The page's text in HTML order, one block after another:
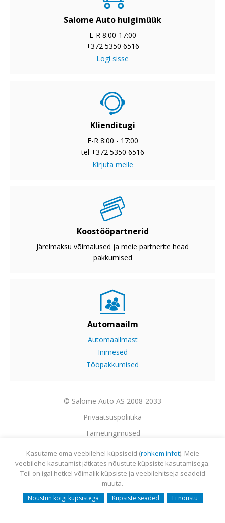
Salome Auto hulgimüük
E-R 8:00-17:00
+372 5350 6516
Logi sisse
Klienditugi
E-R 8:00 - 17:00
tel +372 5350 6516
Kirjuta meile
Koostööpartnerid
Järelmaksu võimalused ja meie partnerite head
pakkumised
Automaailm
Automaailmast
Inimesed
Tööpakkumised
© Salome Auto AS 2008-2033
Privaatsuspoliitika
Tarnetingimused
Garantii
Utiliseerimine
Sisukaart
Webmail
Kasutame oma veebilehel küpsiseid (rohkem infot). Meie
veebilehe kasutamist jätkates nõustute küpsiste kasutamisega.
Teil on igal hetkel võimalik küpsiste ja veebilehitseja seadeid
muuta.
Nõustun kõigi küpsistega Küpsiste seaded Ei nõustu